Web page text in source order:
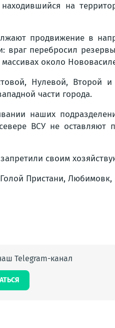
на
продвижение в
перебросил
около
Нулевой,
части города.
наших
ВСУ не
своим
Пристани, Любимовк,
Telegram-канал